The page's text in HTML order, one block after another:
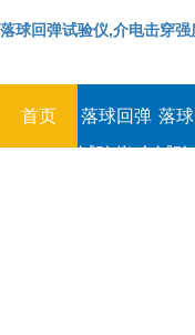
落球回弹试验仪,介电击穿强
首页
落球回弹
试验仪,介
落
试验